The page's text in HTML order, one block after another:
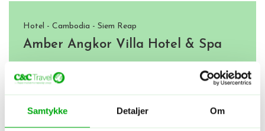
Samtykke Detaljer Om
Hotel - Cambodia - Siem Reap
Amber Angkor Villa Hotel & Spa
5/5
Gæsters bedømmelse
Tripadvisor vurdering